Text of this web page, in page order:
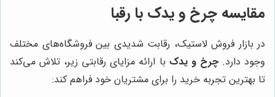
مقایسه چرخ و یدک با رقبا
در بازار فروش لاستیک، رقابت شدیدی بین فروشگاه‌های مختلف
وجود دارد.چرخ و یدک با ارائه مزایای رقابتی زیر، تلاش می‌کند
تا بهترین تجربه خرید را برای مشتریان خود فراهم کند: